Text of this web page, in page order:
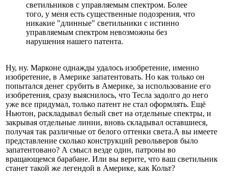
светильников с управляемым спектром. Более
того, у меня есть существенные подозрения, что
никакие "длинные" светильники с истинно
управляемым спектром невозможны без
нарушения нашего патента.
Ну, ну. Марконе однажды удалось изобретение, именно
изобретение, в Америке запатентовать. Но как только он
попытался денег срубить в Америке, за использование его
изобретения, сразу выяснилось, что Тесла задолго до него
уже все придумал, только патент не стал оформлять. Ещё
Ньютон, раскладывал белый свет на отдельные спектры, и
закрывая отдельные линии, вновь складывал оставшиеся,
получая так различные от белого оттенки света.А вы имеете
представление сколько конструкций револьверов было
запатентовано? А смысл везде один, патроны во
вращающемся барабане. Или вы верите, что ваш светильник
станет такой же легендой в Америке, как Кольт?